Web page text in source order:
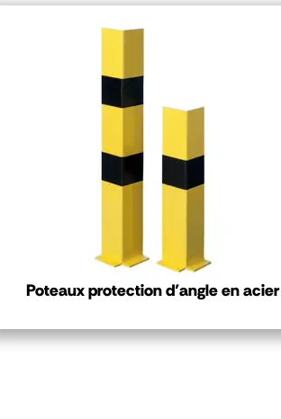
Poteaux protection d’angle en acier